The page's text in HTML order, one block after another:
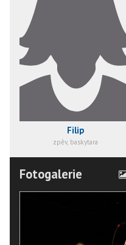
Filip
zpěv, baskytara
Fotogalerie